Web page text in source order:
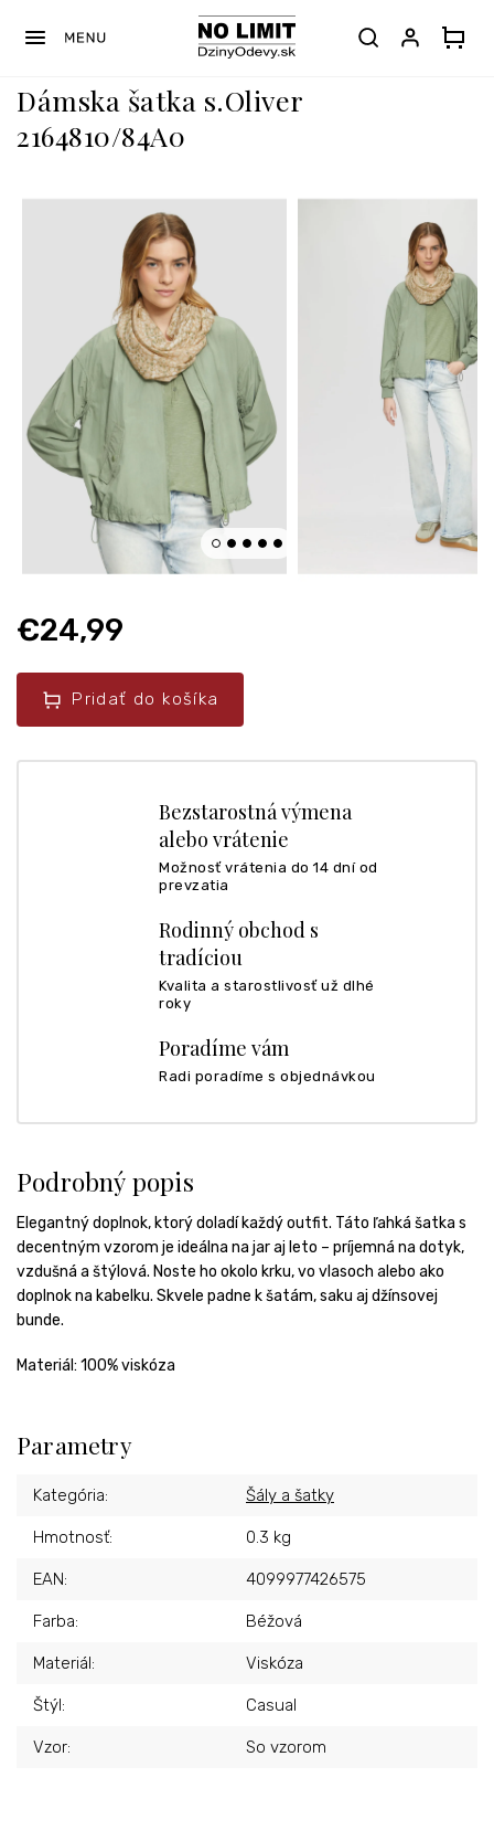
Dámska šatka s.Oliver
2164810/84A0
€24,99
Pridať do košíka
Bezstarostná výmena
alebo vrátenie
Možnosť vrátenia do 14 dní od
prevzatia
Rodinný obchod s
tradíciou
Kvalita a starostlivosť už dlhé
roky
Poradíme vám
Radi poradíme s objednávkou
Podrobný popis
Elegantný doplnok, ktorý doladí každý outfit. Táto ľahká šatka s
decentným vzorom je ideálna na jar aj leto – príjemná na dotyk,
vzdušná a štýlová. Noste ho okolo krku, vo vlasoch alebo ako
doplnok na kabelku. Skvele padne k šatám, saku aj džínsovej
bunde.
Materiál: 100% viskóza
Parametry
Kategória: Šály a šatky
Hmotnosť: 0.3 kg
EAN: 4099977426575
Farba: Béžová
Materiál: Viskóza
Štýl: Casual
Vzor: So vzorom